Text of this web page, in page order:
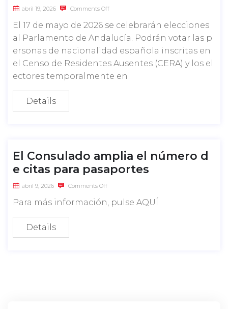
abril 19, 2026 Comments Off
El 17 de mayo de 2026 se celebrarán elecciones
al Parlamento de Andalucía. Podrán votar las p
ersonas de nacionalidad española inscritas en
el Censo de Residentes Ausentes (CERA) y los el
ectores temporalmente en
Details
El Consulado amplia el número d
e citas para pasaportes
abril 9, 2026 Comments Off
Para más información, pulse AQUÍ
Details